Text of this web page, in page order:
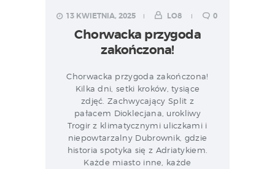
13 KWIETNIA, 2025 LO8 0
Chorwacka przygoda
zakończona!
Chorwacka przygoda zakończona!
Kilka dni, setki kroków, tysiące
zdjęć. Zachwycający Split z
pałacem Dioklecjana, urokliwy
Trogir z klimatycznymi uliczkami i
niepowtarzalny Dubrownik, gdzie
historia spotyka się z Adriatykiem.
Każde miasto inne, każde